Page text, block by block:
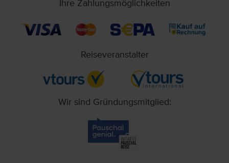
Ihre Zahlungsmöglichkeiten
Reiseveranstalter
Wir sind Gründungsmitglied: